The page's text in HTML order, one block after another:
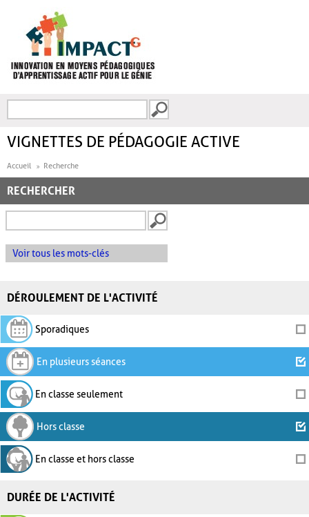
FORMULAIRE DE
VIGNETTES DE PÉDAGOGIE ACTIVE
Accueil Recherche
RECHERCHER
Voir tous les mots-clés
DÉROULEMENT DE L'ACTIVITÉ
Sporadiques
En plusieurs séances
En classe seulement
Hors classe
En classe et hors classe
DURÉE DE L'ACTIVITÉ